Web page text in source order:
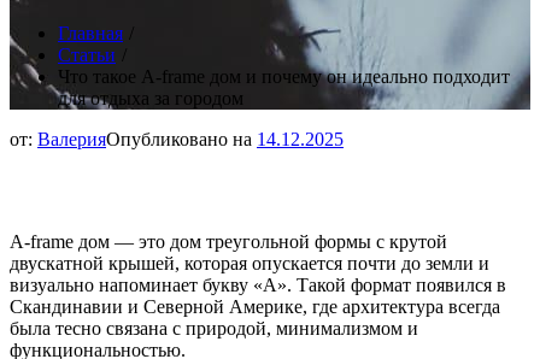
Главная
Статьи
Что такое A‑frame дом и почему он идеально подходит
для отдыха за городом
от: ВалерияОпубликовано на 14.12.2025
A‑frame дом — это дом треугольной формы с крутой
двускатной крышей, которая опускается почти до земли и
визуально напоминает букву «A». Такой формат появился в
Скандинавии и Северной Америке, где архитектура всегда
была тесно связана с природой, минимализмом и
функциональностью.